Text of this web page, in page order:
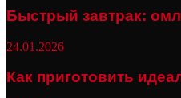
Быстрый завтрак:
24.01.2026
Как приготовить